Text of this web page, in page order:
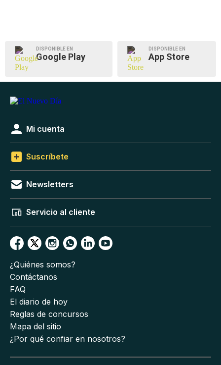
DISPONIBLE EN
Google Play
DISPONIBLE EN
App Store
Mi cuenta
Suscríbete
Newsletters
Servicio al cliente
¿Quiénes somos?
Contáctanos
FAQ
El diario de hoy
Reglas de concursos
Mapa del sitio
¿Por qué confiar en nosotros?